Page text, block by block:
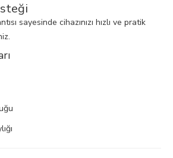
sayesinde cihazınızı hızlı ve pratik